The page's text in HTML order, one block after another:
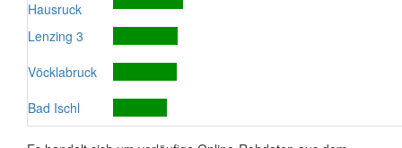
Hausruck
Lenzing 3
Vöcklabruck
Bad Ischl